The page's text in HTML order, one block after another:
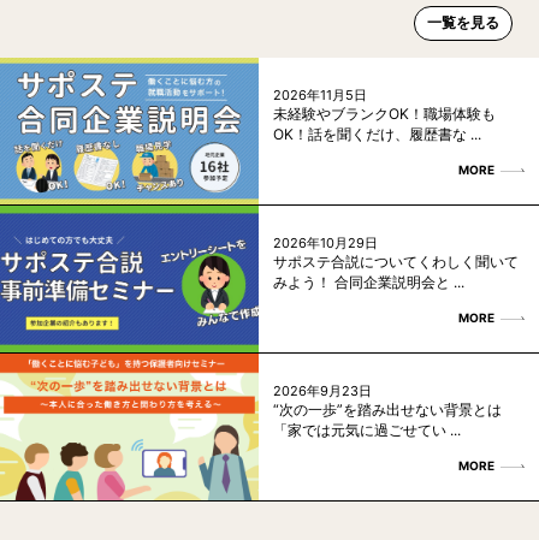
一覧を見る
2026年11月5日
未経験やブランクOK！職場体験も
OK！話を聞くだけ、履歴書な ...
MORE
2026年10月29日
サポステ合説についてくわしく聞いて
みよう！ 合同企業説明会と ...
MORE
2026年9月23日
“次の一歩”を踏み出せない背景とは
「家では元気に過ごせてい ...
MORE